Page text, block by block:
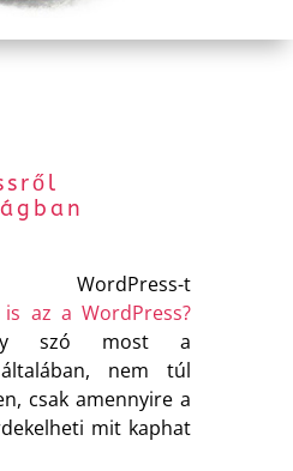
WordPress-t
az a WordPress?
szó most a
nem túl
csak amennyire a
mit kaphat